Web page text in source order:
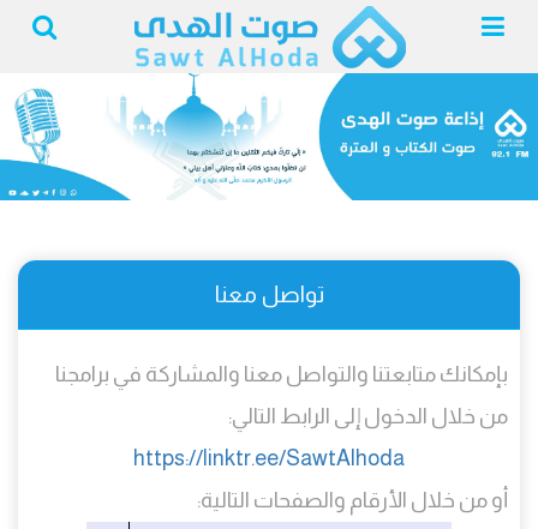
تواصل معنا
بإمكانك متابعتنا والتواصل معنا والمشاركة في برامجنا
من خلال الدخول إلى الرابط التالي:
https://linktr.ee/SawtAlhoda
أو من خلال الأرقام والصفحات التالية: